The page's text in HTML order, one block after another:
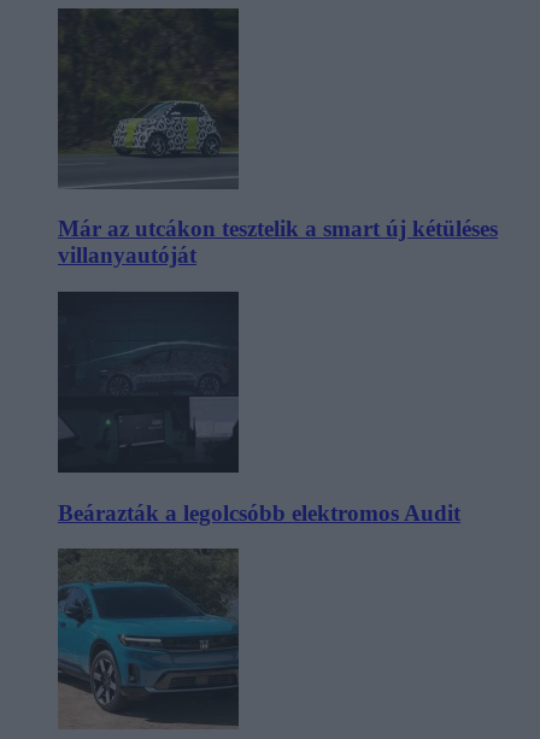
Már az utcákon tesztelik a smart új kétüléses
villanyautóját
Beárazták a legolcsóbb elektromos Audit